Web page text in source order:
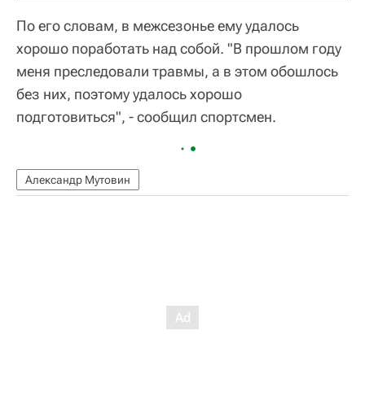
По его словам, в межсезонье ему удалось
хорошо поработать над собой. "В прошлом году
меня преследовали травмы, а в этом обошлось
без них, поэтому удалось хорошо
подготовиться", - сообщил спортсмен.
Александр Мутовин